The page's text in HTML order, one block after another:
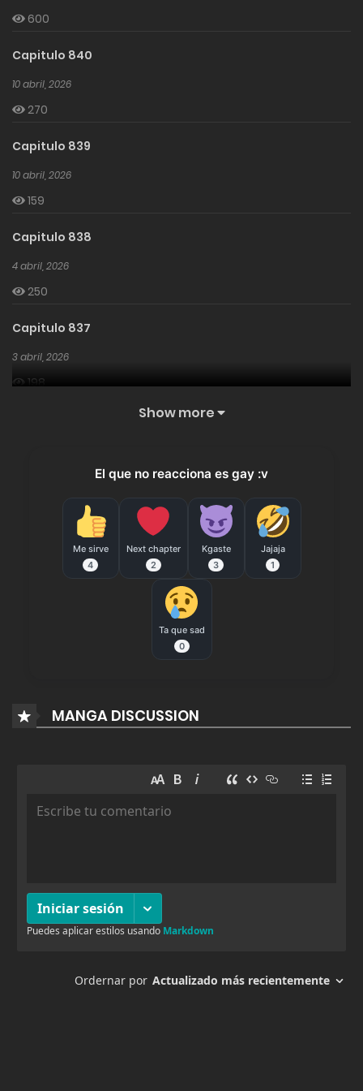
volviendo a ser el más fuerte del continente…? Mostrar
600
Capitulo 840
10 abril, 2026
270
Capitulo 839
10 abril, 2026
159
Capitulo 838
4 abril, 2026
250
Capitulo 837
3 abril, 2026
198
Capitulo 835
28 marzo, 2026
24 marzo, 2026
24 marzo, 2026
24 marzo, 2026
153
Show more
El que no reacciona es gay :v
Me sirve
4
Next chapter
2
Kgaste
3
Jajaja
1
Ta que sad
0
MANGA DISCUSSION